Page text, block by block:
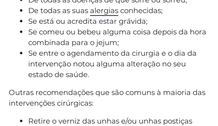
De todas as suas alergias conhecidas;
Se está ou acredita estar grávida;
Se comeu ou bebeu alguma coisa depois da hora
combinada para o jejum;
Se entre o agendamento da cirurgia e o dia da
intervenção notou alguma alteração no seu
estado de saúde.
Outras recomendações que são comuns à maioria das
intervenções cirúrgicas:
Retire o verniz das unhas e/ou unhas postiças